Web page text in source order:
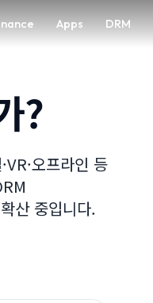
Apps DRM
?
오프라인 등
산 중입니다.